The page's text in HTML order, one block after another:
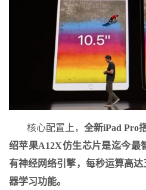
核心配置上， 全新iPad Pro
绍苹果A12X仿生芯片是迄今最
有神经网络引擎，每秒运算高
器学习功能。